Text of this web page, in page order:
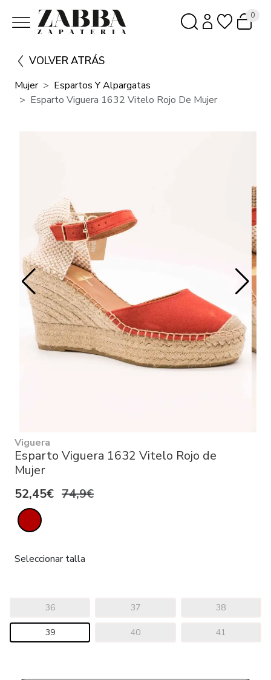
0
VOLVER ATRÁS
Mujer
Espartos Y Alpargatas
Esparto Viguera 1632 Vitelo Rojo De Mujer
Viguera
Esparto Viguera 1632 Vitelo Rojo de
Mujer
52,45€ 74,9€
Seleccionar talla
36 37 38
39 40 41